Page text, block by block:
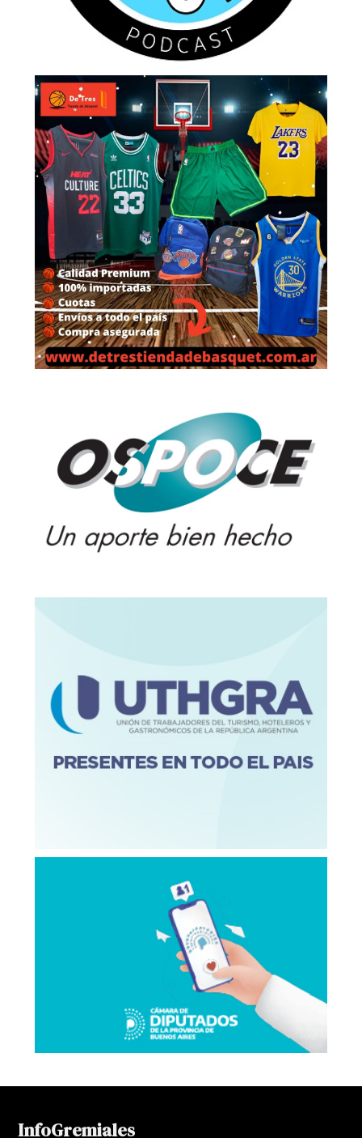
InfoGremiales